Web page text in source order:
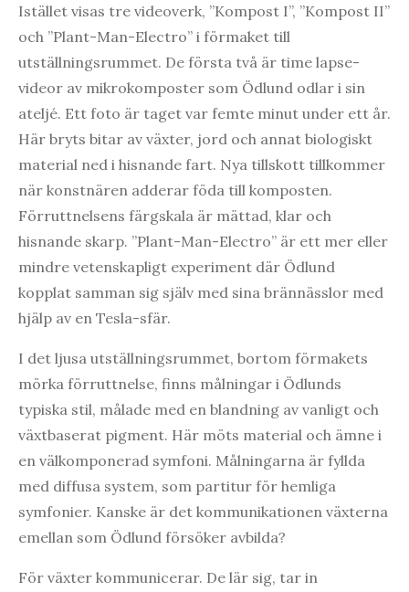
Istället visas tre videoverk, ”Kompost I”, ”Kompost II”
och ”Plant-Man-Electro” i förmaket till
utställningsrummet. De första två är time lapse-
videor av mikrokomposter som Ödlund odlar i sin
ateljé. Ett foto är taget var femte minut under ett år.
Här bryts bitar av växter, jord och annat biologiskt
material ned i hisnande fart. Nya tillskott tillkommer
när konstnären adderar föda till komposten.
Förruttnelsens färgskala är mättad, klar och
hisnande skarp. ”Plant-Man-Electro” är ett mer eller
mindre vetenskapligt experiment där Ödlund
kopplat samman sig själv med sina brännässlor med
hjälp av en Tesla-sfär.
I det ljusa utställningsrummet, bortom förmakets
mörka förruttnelse, finns målningar i Ödlunds
typiska stil, målade med en blandning av vanligt och
växtbaserat pigment. Här möts material och ämne i
en välkomponerad symfoni. Målningarna är fyllda
med diffusa system, som partitur för hemliga
symfonier. Kanske är det kommunikationen växterna
emellan som Ödlund försöker avbilda?
För växter kommunicerar. De lär sig, tar in